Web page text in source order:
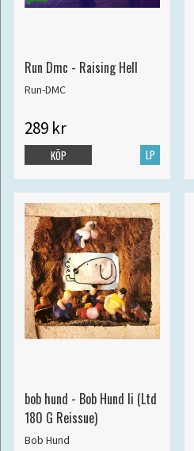
Run Dmc - Raising Hell
Run-DMC
289 kr
LP
KÖP
bob hund - Bob Hund Ii (Ltd
180 G Reissue)
Bob Hund